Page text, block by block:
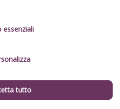
magnifica con piscina ☀️
essenziali
tutto